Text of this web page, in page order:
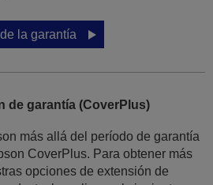
la garantía
de garantía (CoverPlus)
más allá del período de garantía
CoverPlus. Para obtener más
opciones de extensión de